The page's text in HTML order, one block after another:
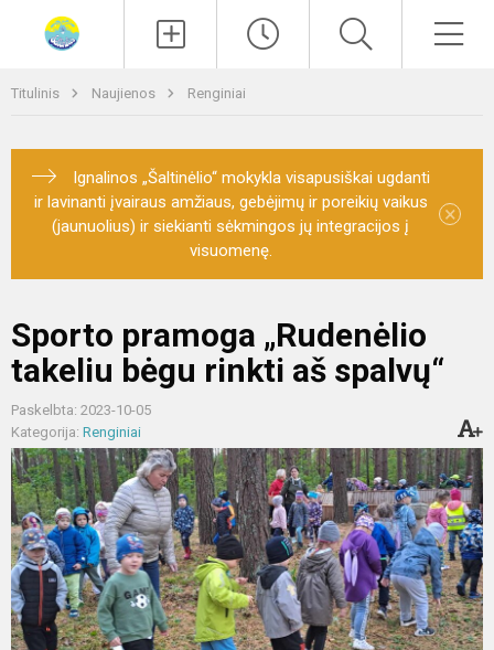
Titulinis Naujienos Renginiai
Ignalinos „Šaltinėlio“ mokykla visapusiškai ugdanti
ir lavinanti įvairaus amžiaus, gebėjimų ir poreikių vaikus
(jaunuolius) ir siekianti sėkmingos jų integracijos į
visuomenę.
×
Sporto pramoga „Rudenėlio
takeliu bėgu rinkti aš spalvų“
Paskelbta: 2023-10-05
Kategorija: Renginiai